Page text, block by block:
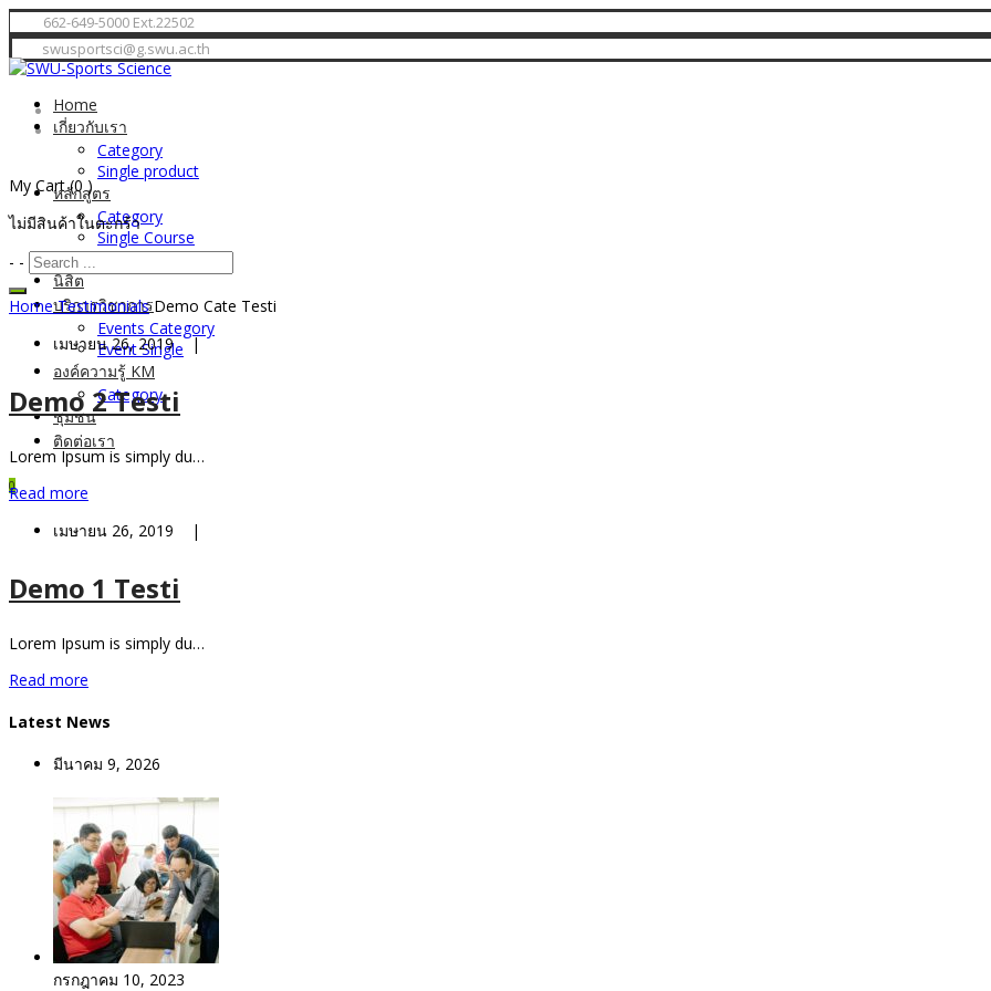
662-649-5000 Ext.22502
swusportsci@g.swu.ac.th
Home
เกี่ยวกับเรา
Category
Single product
หลักสูตร
Category
Single Course
My Courses
นิสิต
บริการวิชาการ
Events Category
Event Single
องค์ความรู้ KM
Category
ชุมชน
ติดต่อเรา
0
My Cart(0 )
ไม่มีสินค้าในตะกร้า
- -
HomeTestimonials Demo Cate Testi
เมษายน 26, 2019 |
Demo 2 Testi
Lorem Ipsum is simply du…
Read more
เมษายน 26, 2019 |
Demo 1 Testi
Lorem Ipsum is simply du…
Read more
Latest News
มีนาคม 9, 2026
กรกฎาคม 10, 2023